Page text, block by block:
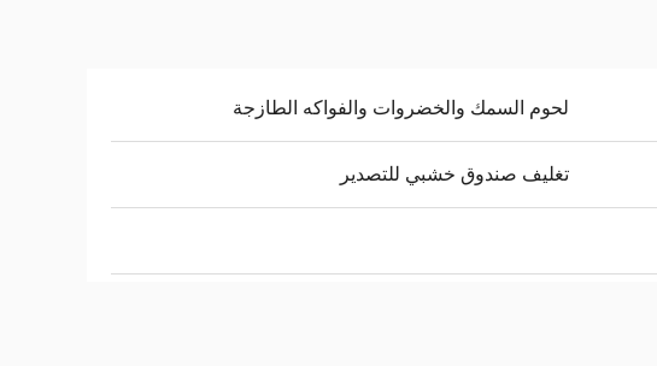
لحوم السمك والخضروات والفواكه الطازجة
تغليف صندوق خشبي للتصدير